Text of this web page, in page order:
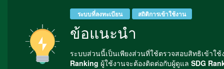
ระบบที่ลงทะเบียน สถิติการเข้าใช้งาน
ข้อแนะนำ
ระบบส่วนนี้เป็นเพียงส่วนที่ใช้ตรวจสอบสิทธิเข้าใ
Ranking ผู้ใช้งานจะต้องติดต่อกับผู้ดูแล SDG